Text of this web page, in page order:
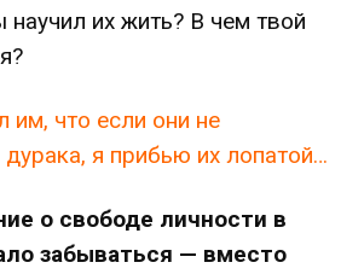
их жить? В чем твой
им, что если они не
дурака, я прибью их лопатой…
о свободе личности в
забываться — вместо